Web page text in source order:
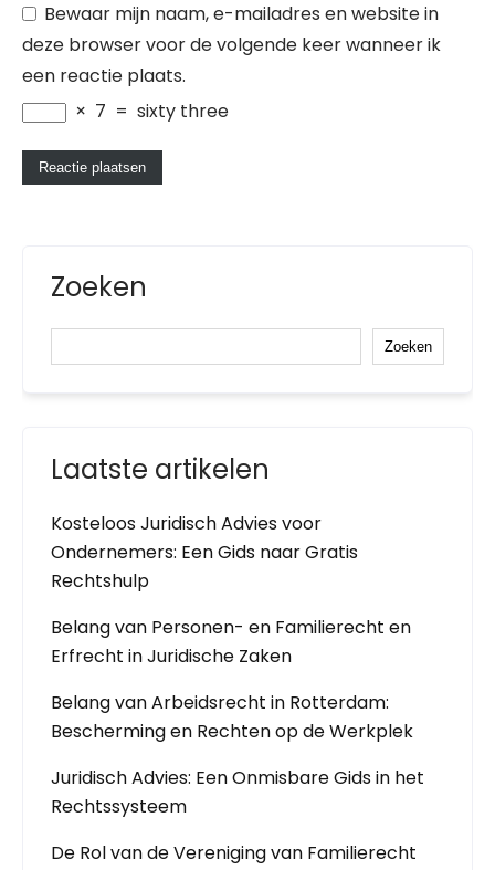
Bewaar mijn naam, e-mailadres en website in
deze browser voor de volgende keer wanneer ik
een reactie plaats.
× 7 = sixty three
Zoeken
Zoeken
Laatste artikelen
Kosteloos Juridisch Advies voor
Ondernemers: Een Gids naar Gratis
Rechtshulp
Belang van Personen- en Familierecht en
Erfrecht in Juridische Zaken
Belang van Arbeidsrecht in Rotterdam:
Bescherming en Rechten op de Werkplek
Juridisch Advies: Een Onmisbare Gids in het
Rechtssysteem
De Rol van de Vereniging van Familierecht